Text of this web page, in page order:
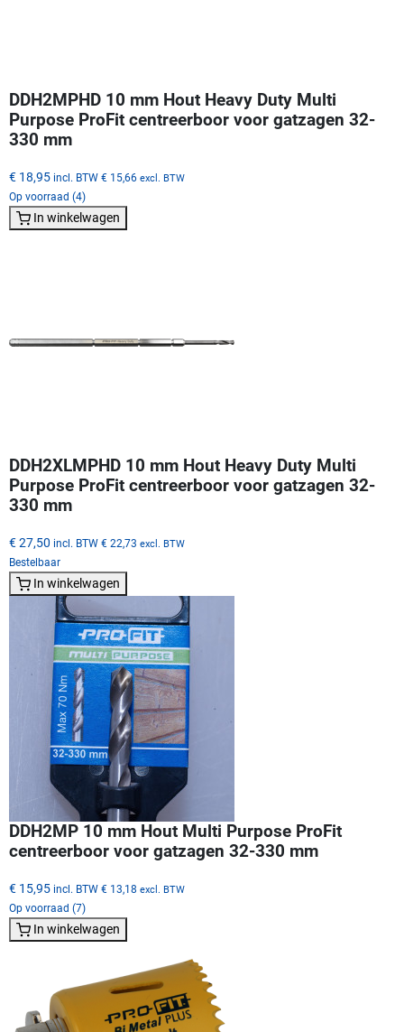
DDH2MPHD 10 mm Hout Heavy Duty Multi
Purpose ProFit centreerboor voor gatzagen 32-
330 mm
€ 18,95 incl. BTW € 15,66 excl. BTW
Op voorraad (4)
In winkelwagen
DDH2XLMPHD 10 mm Hout Heavy Duty Multi
Purpose ProFit centreerboor voor gatzagen 32-
330 mm
€ 27,50 incl. BTW € 22,73 excl. BTW
Bestelbaar
In winkelwagen
DDH2MP 10 mm Hout Multi Purpose ProFit
centreerboor voor gatzagen 32-330 mm
€ 15,95 incl. BTW € 13,18 excl. BTW
Op voorraad (7)
In winkelwagen